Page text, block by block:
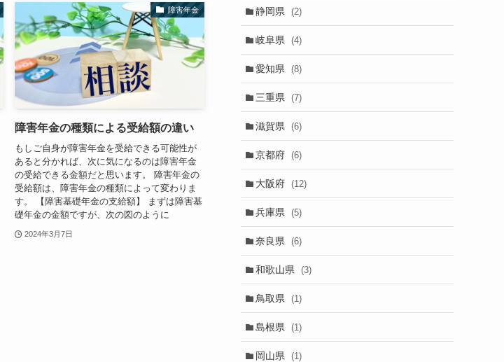
障害年金
障害年金の種類による受給額の違い
もしご自身が障害年金を受給できる可能性が
あると分かれば、次に気になるのは障害年金
の受給できる金額だと思います。 障害年金の
受給額は、障害年金の種類によって変わりま
す。 【障害基礎年金の支給額】 まずは障害基
礎年金の金額ですが、次の図のように
2024年3月7日
静岡県 (2)
岐阜県 (4)
愛知県 (8)
三重県 (7)
滋賀県 (6)
京都府 (6)
大阪府 (12)
兵庫県 (5)
奈良県 (6)
和歌山県 (3)
鳥取県 (1)
島根県 (1)
岡山県 (1)